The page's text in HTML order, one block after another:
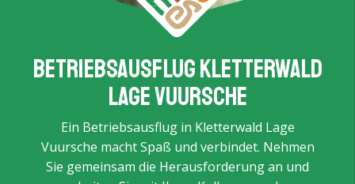
Betriebsausflug Kletterwald
Lage Vuursche
Ein Betriebsausflug in Kletterwald Lage
Vuursche macht Spaß und verbindet. Nehmen
Sie gemeinsam die Herausforderung an und